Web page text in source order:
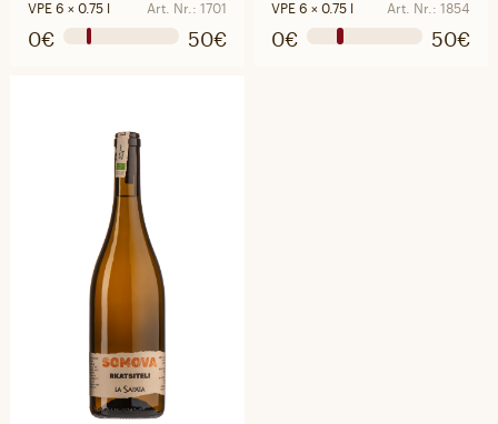
VPE 6 × 0.75 l Art. Nr.: 1701
0€ 50€
VPE 6 × 0.75 l Art. Nr.: 1854
0€ 50€